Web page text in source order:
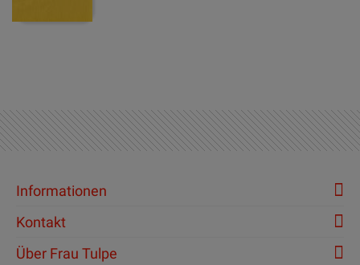
Informationen
Kontakt
Über Frau Tulpe